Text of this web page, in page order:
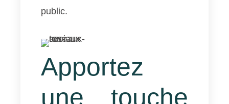
public.
Apportez
une touche